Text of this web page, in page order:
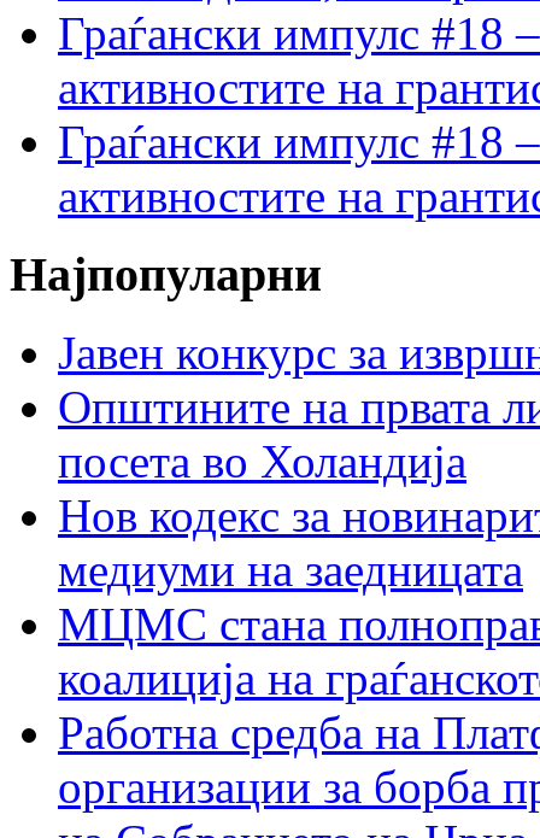
Граѓански импулс #18
активностите на
Граѓански импулс #18
активностите на
Најпопуларни
Јавен конкурс за
Општините на првата
посета во Холандија
Нов кодекс за
медиуми на заедницата
МЦМС стана
коалиција на
Работна средба на
организации за борба